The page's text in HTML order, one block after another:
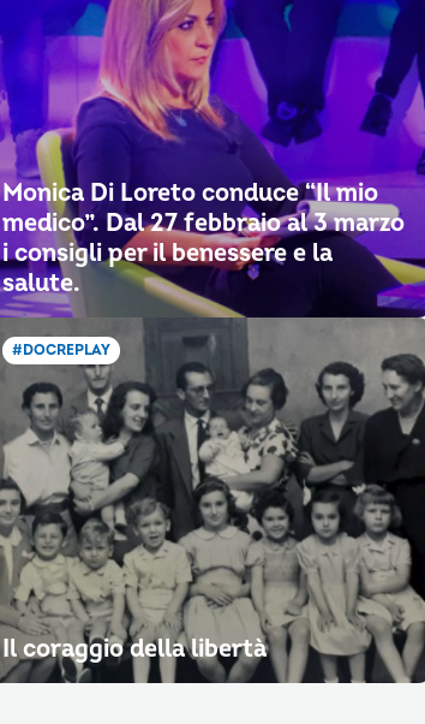
Monica Di Loreto conduce “Il mio
medico”. Dal 27 febbraio al 3 marzo
i consigli per il benessere e la
salute.
#DOCREPLAY
Il coraggio della libertà